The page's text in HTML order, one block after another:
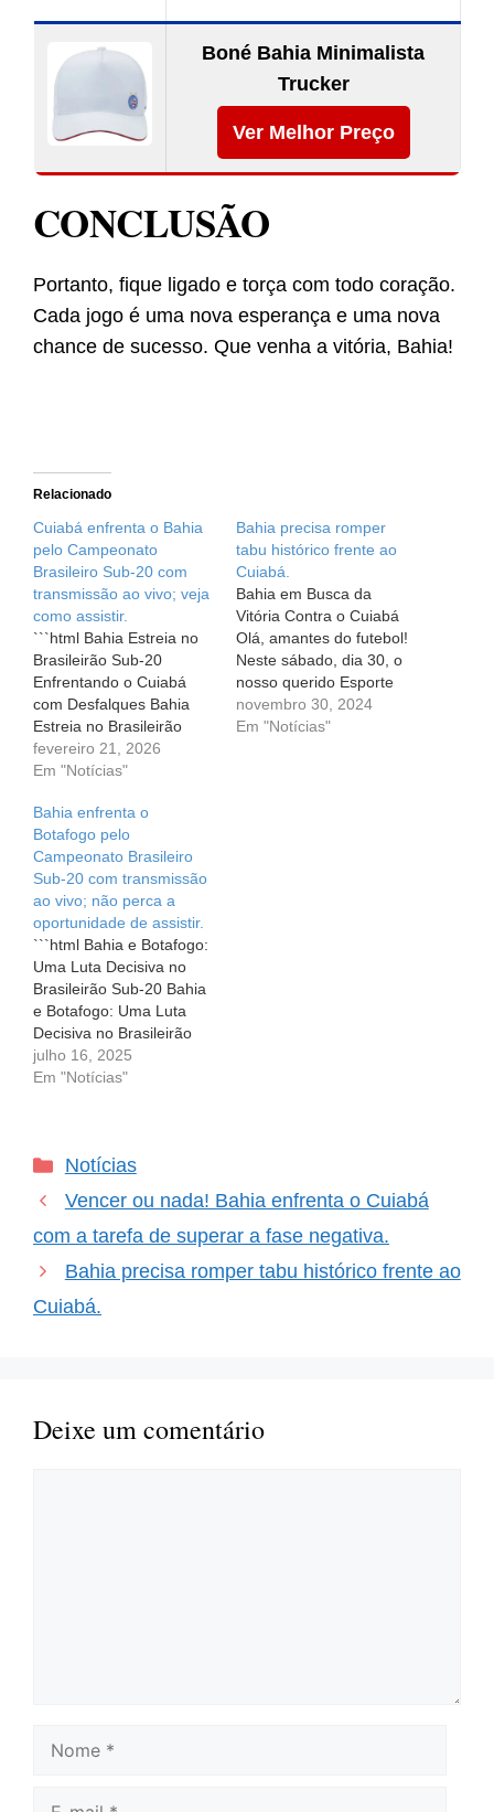
Boné Bahia Minimalista
Trucker
Ver Melhor Preço
CONCLUSÃO
Portanto, fique ligado e torça com todo coração.
Cada jogo é uma nova esperança e uma nova
chance de sucesso. Que venha a vitória, Bahia!
Relacionado
Cuiabá enfrenta o Bahia
pelo Campeonato
Brasileiro Sub-20 com
transmissão ao vivo; veja
como assistir.
```html Bahia Estreia no
Brasileirão Sub-20
Enfrentando o Cuiabá
com Desfalques Bahia
Estreia no Brasileirão
Sub-20 Enfrentando o
Cuiabá com Desfalques A
expectativa estão no ar!
Neste sábado (21), o
Bahia fará sua estreia no
Campeonato Brasileiro
sub-20, com um jogo que
promete ser
emocionante, mesmo
diante…
fevereiro 21, 2026
Em "Notícias"
Bahia precisa romper
tabu histórico frente ao
Cuiabá.
Bahia em Busca da
Vitória Contra o Cuiabá
Olá, amantes do futebol!
Neste sábado, dia 30, o
nosso querido Esporte
Clube Bahia vai entrar
em campo enfrentando o
novembro 30, 2024
Em "Notícias"
Bahia enfrenta o
Botafogo pelo
Campeonato Brasileiro
Sub-20 com transmissão
ao vivo; não perca a
oportunidade de assistir.
```html Bahia e Botafogo:
Uma Luta Decisiva no
Brasileirão Sub-20 Bahia
e Botafogo: Uma Luta
Decisiva no Brasileirão
Sub-20 O cenário do
futebol é emocionante,
ser avassaladora,
jovens talentos do Bahia,
que se encontram em
julho 16, 2025
Em "Notícias"
Categorias
Notícias
Vencer ou nada! Bahia enfrenta o Cuiabá
com a tarefa de superar a fase negativa.
Bahia precisa romper tabu histórico frente ao
Cuiabá.
Deixe um comentário
Nome